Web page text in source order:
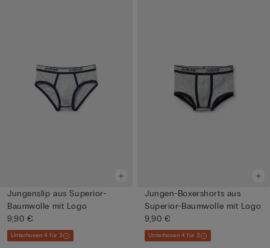
Jungenslip aus Superior-
Baumwolle mit Logo
9,90 €
Unterhosen 4 für 3
Jungen-Boxershorts aus
Superior-Baumwolle mit Logo
9,90 €
Unterhosen 4 für 3